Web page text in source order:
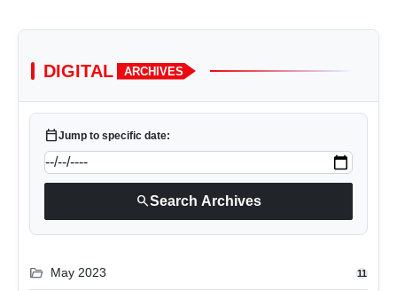
DIGITAL ARCHIVES
calendar_todayJump to specific date:
searchSearch Archives
folder_open May 2023 11